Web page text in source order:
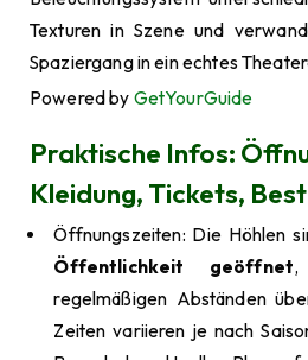
Texturen in Szene und
Spaziergang in ein echtes
Powered by GetYourGuide
Praktische Infos:
Kleidung, Tickets,
Öffnungszeiten: Die Höhlen
Öffentlichkeit geöffnet,
regelmäßigen Abständen
Zeiten variieren je nach